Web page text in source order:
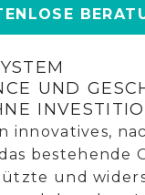
UND
innovatives,
bestehende
und